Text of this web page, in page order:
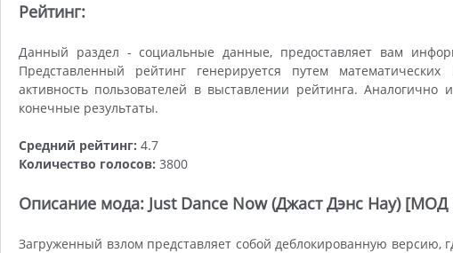
Рейтинг:
Данный раздел - социальные данные, предоставляет вам
Представленный рейтинг генерируется путем
активность пользователей в выставлении рейтинга.
конечные результаты.
Средний рейтинг: 4.7
Количество голосов: 3800
Описание мода: Just Dance Now (Джаст Дэнс Нау)
Загруженный взлом представляет собой деблокированную версию,